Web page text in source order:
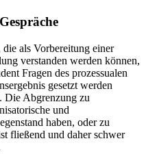
als Vorbereitung einer
verstanden werden können,
Fragen des prozessualen
gesetzt werden
Die Abgrenzung zu
und
haben, oder zu
fließend und daher schwer